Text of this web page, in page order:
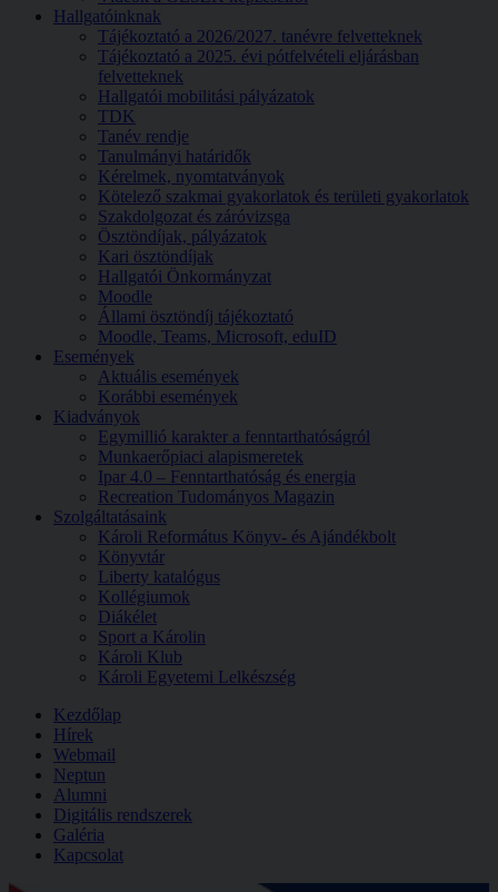
Hallgatóinknak
Tájékoztató a 2026/2027. tanévre felvetteknek
Tájékoztató a 2025. évi pótfelvételi eljárásban
felvetteknek
Hallgatói mobilitási pályázatok
TDK
Tanév rendje
Tanulmányi határidők
Kérelmek, nyomtatványok
Kötelező szakmai gyakorlatok és területi gyakorlatok
Szakdolgozat és záróvizsga
Ösztöndíjak, pályázatok
Kari ösztöndíjak
Hallgatói Önkormányzat
Moodle
Állami ösztöndíj tájékoztató
Moodle, Teams, Microsoft, eduID
Események
Aktuális események
Korábbi események
Kiadványok
Egymillió karakter a fenntarthatóságról
Munkaerőpiaci alapismeretek
Ipar 4.0 – Fenntarthatóság és energia
Recreation Tudományos Magazin
Szolgáltatásaink
Károli Református Könyv- és Ajándékbolt
Könyvtár
Liberty katalógus
Kollégiumok
Diákélet
Sport a Károlin
Károli Klub
Károli Egyetemi Lelkészség
Kezdőlap
Hírek
Webmail
Neptun
Alumni
Digitális rendszerek
Galéria
Kapcsolat